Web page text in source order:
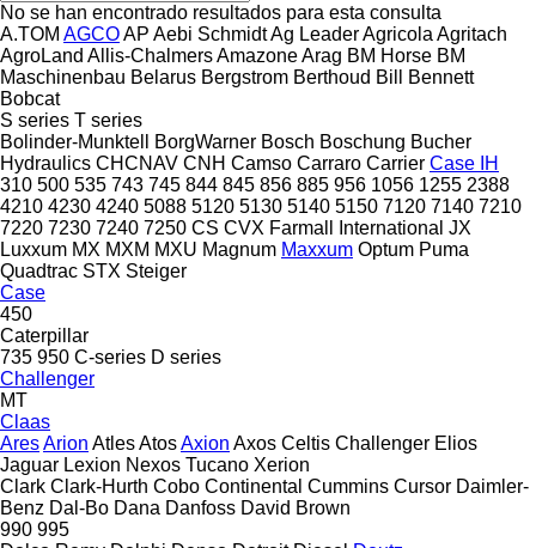
No se han encontrado resultados para esta consulta
A.TOM AGCOAP Aebi SchmidtAg LeaderAgricola Agritach
AgroLand Allis-ChalmersAmazoneArag BM Horse BM
Maschinenbau Belarus Bergstrom Berthoud Bill Bennett
Bobcat
S series T series
Bolinder-Munktell
BorgWarner Bosch Boschung Bucher
Hydraulics CHCNAV CNH Camso Carraro Carrier Case IH
310 500 535 743 745 844 845 856 885 956 1056 1255 2388
4210 4230 4240 5088 5120 5130 5140 5150 7120 7140 7210
7220 7230 7240 7250 CS CVX Farmall International JX
Luxxum MX MXM MXU Magnum Maxxum Optum Puma
Quadtrac STX Steiger
Case
450
Caterpillar
735 950 C-series D series
Challenger
MT
Claas
AresArion AtlesAtosAxion Axos Celtis Challenger Elios
Jaguar Lexion Nexos Tucano Xerion
Clark Clark-Hurth Cobo Continental Cummins Cursor Daimler-
Benz Dal-Bo Dana Danfoss David Brown
990 995